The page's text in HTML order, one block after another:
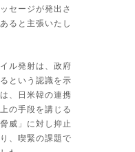
セージが発出さ
ると主張いたし
ル発射は、政府
という認識を示
、日米韓の連携
の手段を講じる
威」に対し抑止
、喫緊の課題で